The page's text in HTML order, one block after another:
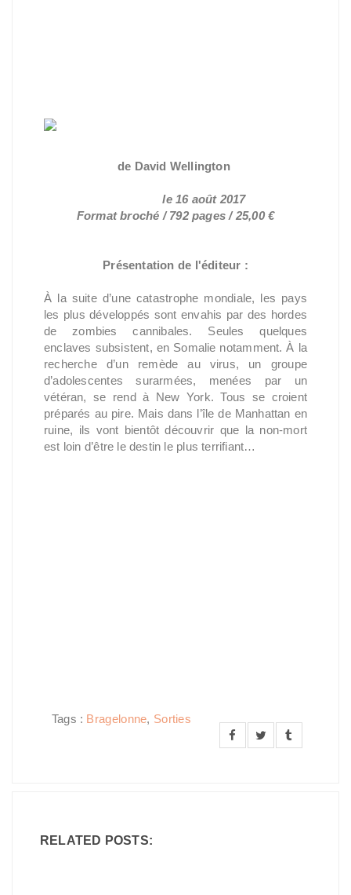
de David Wellington
le 16 août 2017
Format broché / 792 pages / 25,00 €
Présentation de l'éditeur :
À la suite d’une catastrophe mondiale, les pays
les plus développés sont envahis par des hordes
de zombies cannibales. Seules quelques
enclaves subsistent, en Somalie notamment. À la
recherche d’un remède au virus, un groupe
d’adolescentes surarmées, menées par un
vétéran, se rend à New York. Tous se croient
préparés au pire. Mais dans l’île de Manhattan en
ruine, ils vont bientôt découvrir que la non-mort
est loin d’être le destin le plus terrifiant…
Tags : Bragelonne, Sorties
RELATED POSTS: